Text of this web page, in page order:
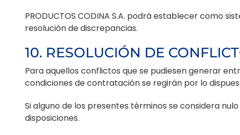
PRODUCTOS CODINA S.A. podrá establecer como
resolución de discrepancias.
10. RESOLUCIÓN DE
Para aquellos conflictos que se pudiesen generar
condiciones de contratación se regirán por lo
Si alguno de los presentes términos se considera
disposiciones.